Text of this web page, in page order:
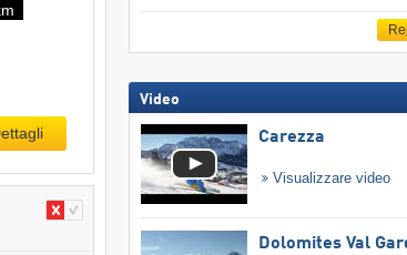
Video
Carezza
Visualizzare video
Dolomites Val